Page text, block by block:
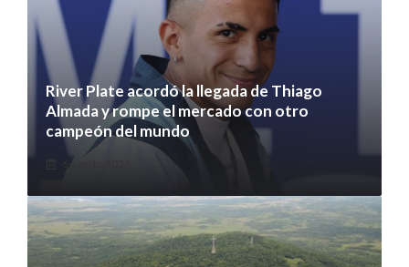
River Plate acordó la llegada de Thiago
Almada y rompe el mercado con otro
campeón del mundo
6 agosto 2026